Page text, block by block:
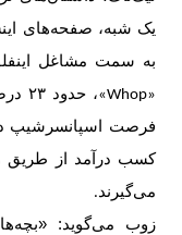
یک شبه، صفحه‌های
به سمت مشاغل
«Whop» ، حدود۲۳
فرصت اسپانسرشیپ
کسب درآمد از طریق
می‌گیرند.
زوب می‌گوید: «بچه‌ها